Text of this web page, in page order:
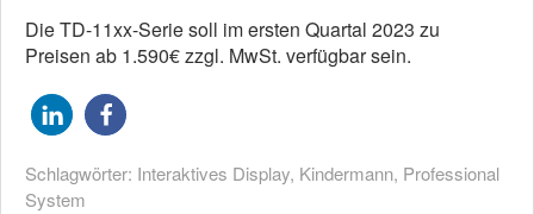
Die TD-11xx-Serie soll im ersten Quartal 2023 zu
Preisen ab 1.590€ zzgl. MwSt. verfügbar sein.
Schlagwörter: Interaktives Display, Kindermann, Professional
System